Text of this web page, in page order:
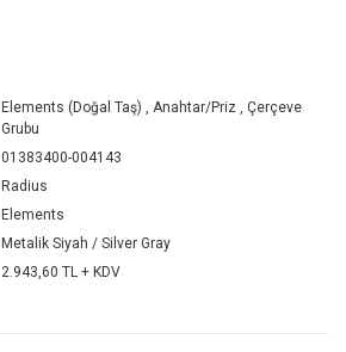
Elements (Doğal Taş) ,Anahtar/Priz ,Çerçeve
Grubu
01383400-004143
Radius
Elements
Metalik Siyah / Silver Gray
2.943,60 TL + KDV